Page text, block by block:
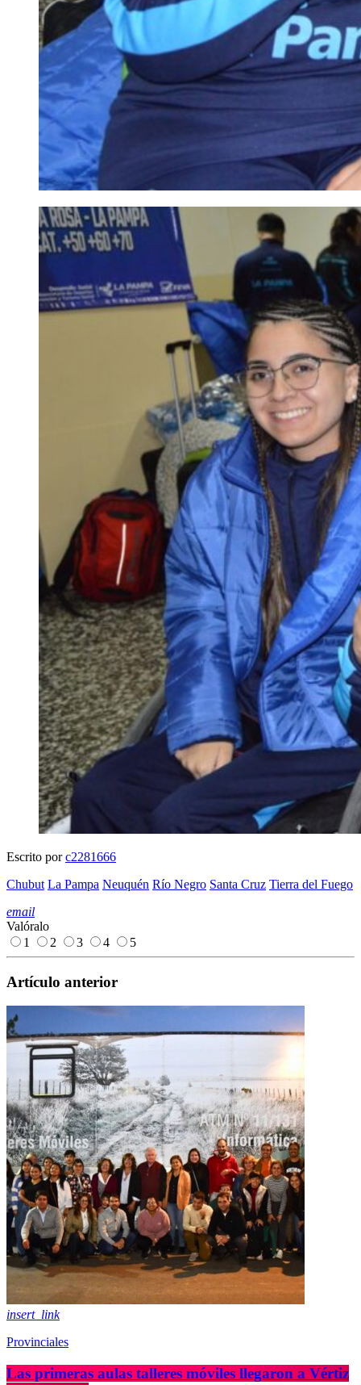
Escrito porc2281666
Chubut La Pampa Neuquén Río Negro Santa Cruz Tierra del Fuego
email
Valóralo
1
2 3 4 5
Artículo anterior
insert_link
Provinciales
Las primeras aulas talleres móviles llegaron a Vértiz